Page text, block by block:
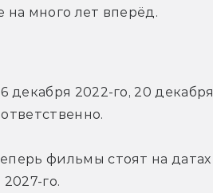
на много лет вперёд.
декабря 2022-го, 20 декабря
фильмы стоят на датах
го.